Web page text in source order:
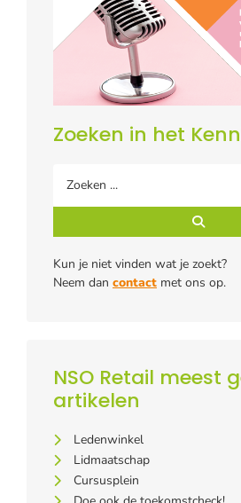
Zoeken in het
Kun je niet vinden wat je zoekt?
Neem dan contact met ons op.
NSO Retail meest
artikelen
Ledenwinkel
Lidmaatschap
Cursusplein